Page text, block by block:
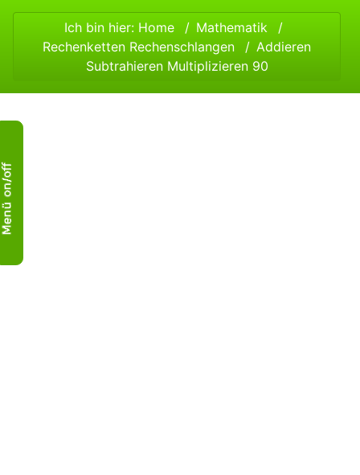
Ich bin hier: Home
Mathematik
Rechenketten Rechenschlangen
Addieren
Subtrahieren Multiplizieren 90